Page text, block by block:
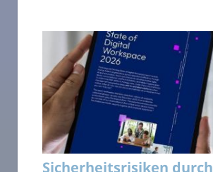
Sicherheitsrisiken durch